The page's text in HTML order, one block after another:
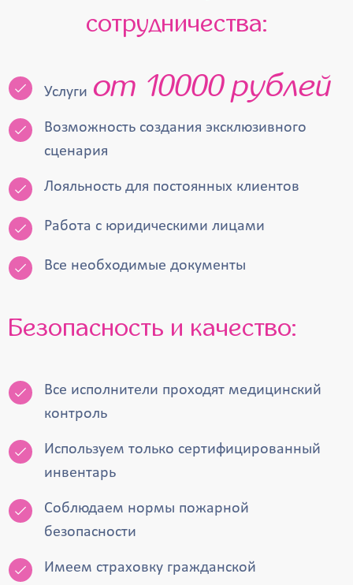
сотрудничества:
Услуги от 10000 рублей
Возможность создания эксклюзивного
сценария
Лояльность для постоянных клиентов
Работа с юридическими лицами
Все необходимые документы
Безопасность и качество:
Все исполнители проходят медицинский
контроль
Используем только сертифицированный
инвентарь
Соблюдаем нормы пожарной
безопасности
Имеем страховку гражданской